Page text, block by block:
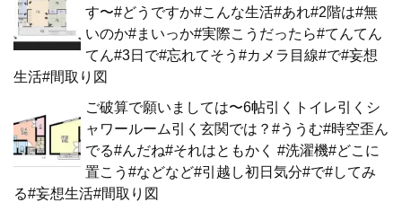
す〜#どうですか#こんな生活#あれ#2階は#無
いのか#まいっか#実際こうだったら#てんてん
てん#3日で#忘れてそう#カメラ目線#で#妄想
生活#間取り図
ご破算で願いましては〜6帖引くトイレ引くシ
ャワールーム引く玄関では？#ううむ#時空歪ん
でる#んだね#それはともかく #洗濯機#どこに
置こう#などなど#引越し初日気分#で#してみ
る#妄想生活#間取り図